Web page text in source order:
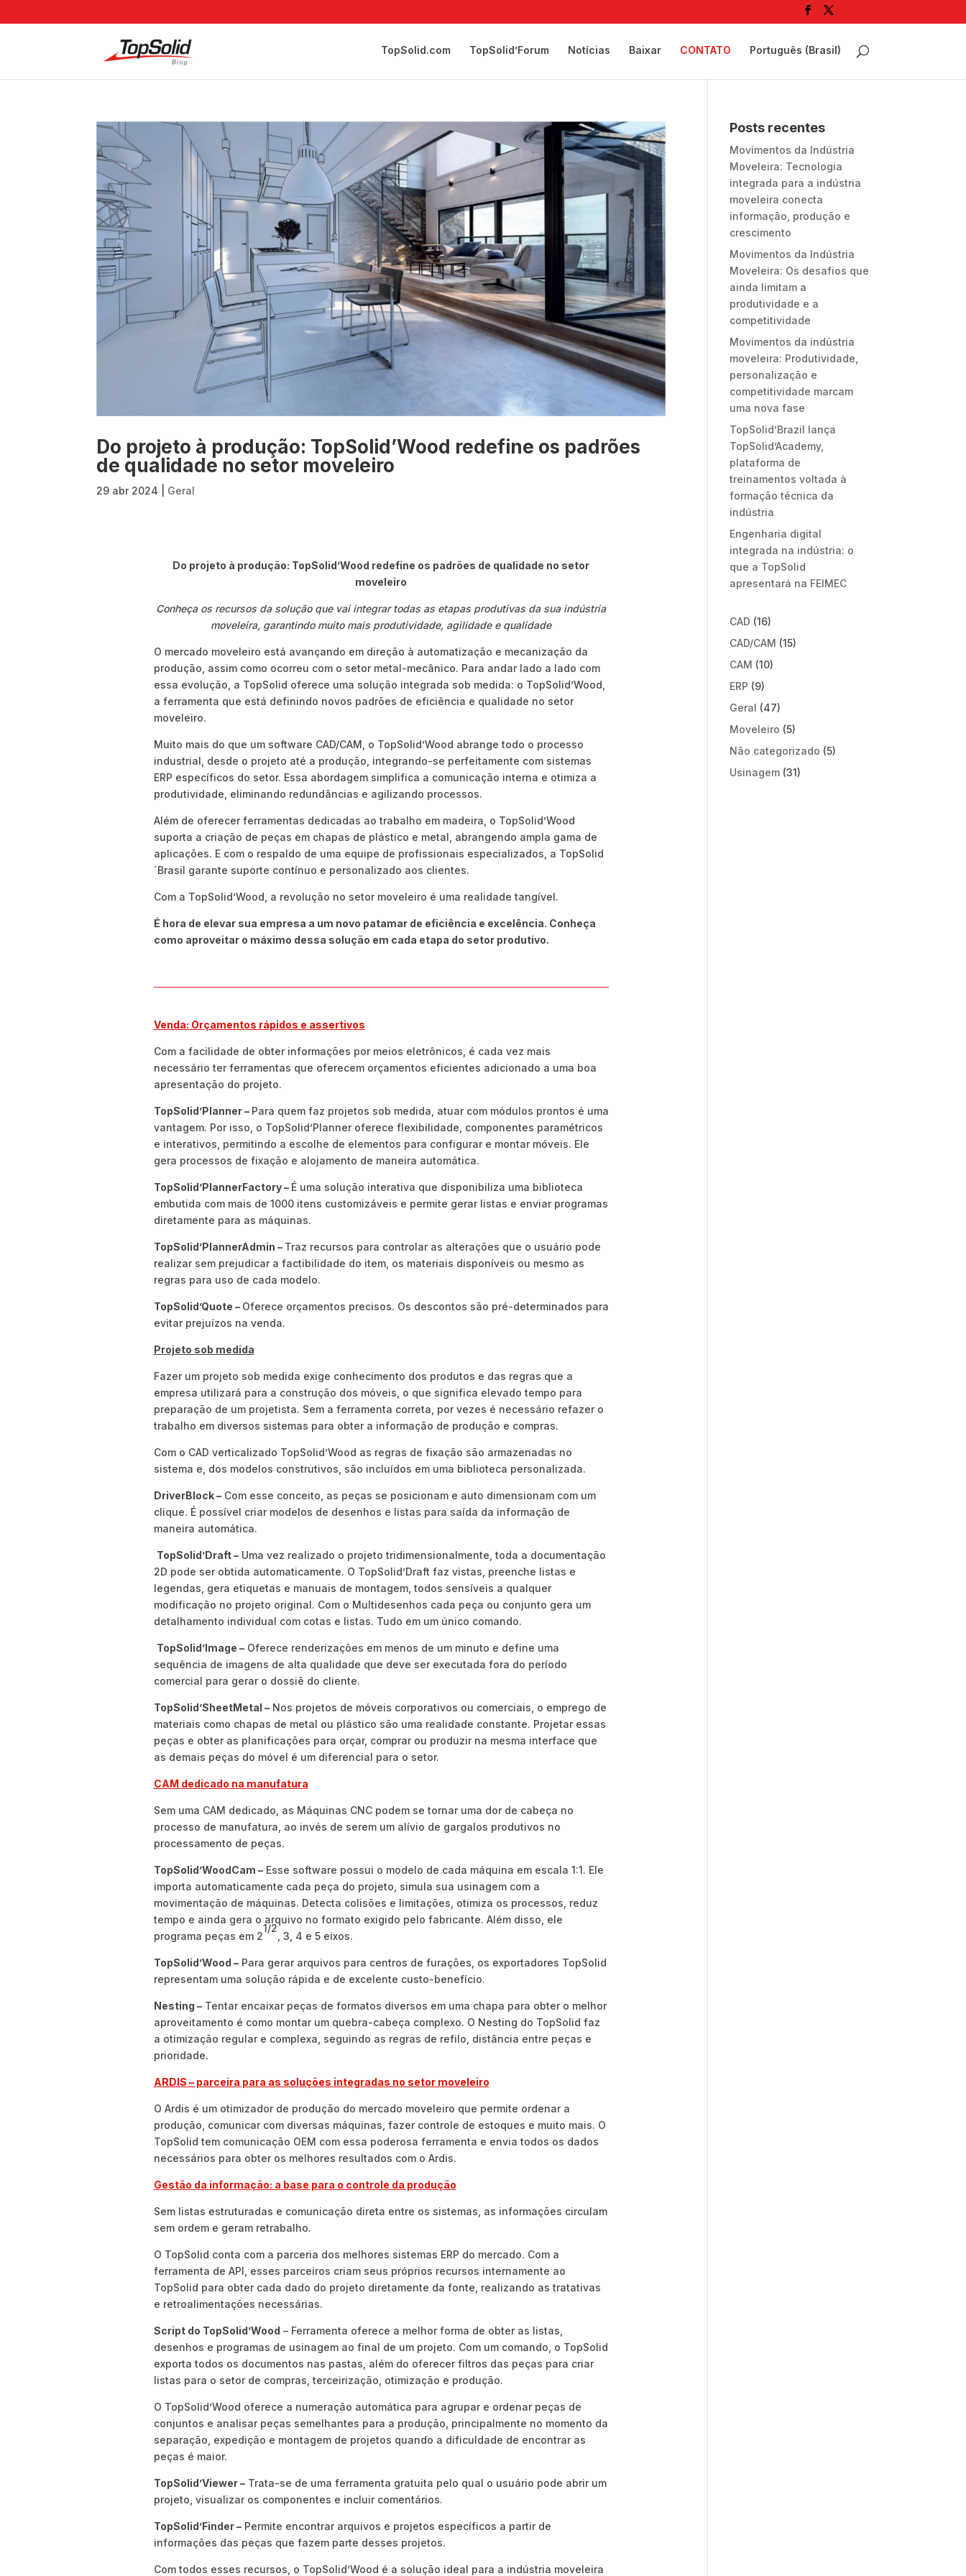
TopSolid.com TopSolid’Forum Notícias Baixar CONTATO Português (Brasil)
Do projeto à produção: TopSolid’Wood redefine os padrões
de qualidade no setor moveleiro
29 abr 2024 Geral
Do projeto à produção: TopSolid’Wood redefine os padrões de qualidade no setor
moveleiro
Conheça os recursos da solução que vai integrar todas as etapas produtivas da sua indústria
moveleira, garantindo muito mais produtividade, agilidade e qualidade
O mercado moveleiro está avançando em direção à automatização e mecanização da
produção, assim como ocorreu com o setor metal-mecânico. Para andar lado a lado com
essa evolução, a TopSolid oferece uma solução integrada sob medida: o TopSolid’Wood,
a ferramenta que está definindo novos padrões de eficiência e qualidade no setor
moveleiro.
Muito mais do que um software CAD/CAM, o TopSolid’Wood abrange todo o processo
industrial, desde o projeto até a produção, integrando-se perfeitamente com sistemas
ERP específicos do setor. Essa abordagem simplifica a comunicação interna e otimiza a
produtividade, eliminando redundâncias e agilizando processos.
Além de oferecer ferramentas dedicadas ao trabalho em madeira, o TopSolid’Wood
suporta a criação de peças em chapas de plástico e metal, abrangendo ampla gama de
aplicações. E com o respaldo de uma equipe de profissionais especializados, a TopSolid
´Brasil garante suporte contínuo e personalizado aos clientes.
Com a TopSolid’Wood, a revolução no setor moveleiro é uma realidade tangível.
É hora de elevar sua empresa a um novo patamar de eficiência e excelência. Conheça
como aproveitar o máximo dessa solução em cada etapa do setor produtivo.
Venda: Orçamentos rápidos e assertivos
Com a facilidade de obter informações por meios eletrônicos, é cada vez mais
necessário ter ferramentas que oferecem orçamentos eficientes adicionado a uma boa
apresentação do projeto.
TopSolid’Planner – Para quem faz projetos sob medida, atuar com módulos prontos é uma
vantagem. Por isso, o TopSolid’Planner oferece flexibilidade, componentes paramétricos
e interativos, permitindo a escolhe de elementos para configurar e montar móveis. Ele
gera processos de fixação e alojamento de maneira automática.
TopSolid’PlannerFactory – É uma solução interativa que disponibiliza uma biblioteca
embutida com mais de 1000 itens customizáveis e permite gerar listas e enviar programas
diretamente para as máquinas.
TopSolid’PlannerAdmin – Traz recursos para controlar as alterações que o usuário pode
realizar sem prejudicar a factibilidade do item, os materiais disponíveis ou mesmo as
regras para uso de cada modelo.
TopSolid’Quote – Oferece orçamentos precisos. Os descontos são pré-determinados para
evitar prejuízos na venda.
Projeto sob medida
Fazer um projeto sob medida exige conhecimento dos produtos e das regras que a
empresa utilizará para a construção dos móveis, o que significa elevado tempo para
preparação de um projetista. Sem a ferramenta correta, por vezes é necessário refazer o
trabalho em diversos sistemas para obter a informação de produção e compras.
Com o CAD verticalizado TopSolid’Wood as regras de fixação são armazenadas no
sistema e, dos modelos construtivos, são incluídos em uma biblioteca personalizada.
DriverBlock –Com esse conceito, as peças se posicionam e auto dimensionam com um
clique. É possível criar modelos de desenhos e listas para saída da informação de
maneira automática.
TopSolid’Draft –Uma vez realizado o projeto tridimensionalmente, toda a documentação
2D pode ser obtida automaticamente. O TopSolid’Draft faz vistas, preenche listas e
legendas, gera etiquetas e manuais de montagem, todos sensíveis a qualquer
modificação no projeto original. Com o Multidesenhos cada peça ou conjunto gera um
detalhamento individual com cotas e listas. Tudo em um único comando.
TopSolid’Image –Oferece renderizações em menos de um minuto e define uma
sequência de imagens de alta qualidade que deve ser executada fora do período
comercial para gerar o dossiê do cliente.
TopSolid’SheetMetal –Nos projetos de móveis corporativos ou comerciais, o emprego de
materiais como chapas de metal ou plástico são uma realidade constante. Projetar essas
peças e obter as planificações para orçar, comprar ou produzir na mesma interface que
as demais peças do móvel é um diferencial para o setor.
CAM dedicado na manufatura
Sem uma CAM dedicado, as Máquinas CNC podem se tornar uma dor de cabeça no
processo de manufatura, ao invés de serem um alívio de gargalos produtivos no
processamento de peças.
TopSolid’WoodCam –Esse software possui o modelo de cada máquina em escala 1:1. Ele
importa automaticamente cada peça do projeto, simula sua usinagem com a
movimentação de máquinas. Detecta colisões e limitações, otimiza os processos, reduz
tempo e ainda gera o arquivo no formato exigido pelo fabricante. Além disso, ele
programa peças em 2
1/2
, 3, 4 e 5 eixos.
TopSolid’Wood –Para gerar arquivos para centros de furações, os exportadores TopSolid
representam uma solução rápida e de excelente custo-benefício.
Nesting –Tentar encaixar peças de formatos diversos em uma chapa para obter o melhor
aproveitamento é como montar um quebra-cabeça complexo. O Nesting do TopSolid faz
a otimização regular e complexa, seguindo as regras de refilo, distância entre peças e
prioridade.
ARDIS – parceira para as soluções integradas no setor moveleiro
O Ardis é um otimizador de produção do mercado moveleiro que permite ordenar a
produção, comunicar com diversas máquinas, fazer controle de estoques e muito mais. O
TopSolid tem comunicação OEM com essa poderosa ferramenta e envia todos os dados
necessários para obter os melhores resultados com o Ardis.
Gestão da informação: a base para o controle da produção
Sem listas estruturadas e comunicação direta entre os sistemas, as informações circulam
sem ordem e geram retrabalho.
O TopSolid conta com a parceria dos melhores sistemas ERP do mercado. Com a
ferramenta de API, esses parceiros criam seus próprios recursos internamente ao
TopSolid para obter cada dado do projeto diretamente da fonte, realizando as tratativas
e retroalimentações necessárias.
Script do TopSolid’Wood – Ferramenta oferece a melhor forma de obter as listas,
desenhos e programas de usinagem ao final de um projeto. Com um comando, o TopSolid
exporta todos os documentos nas pastas, além do oferecer filtros das peças para criar
listas para o setor de compras, terceirização, otimização e produção.
O TopSolid’Wood oferece a numeração automática para agrupar e ordenar peças de
conjuntos e analisar peças semelhantes para a produção, principalmente no momento da
separação, expedição e montagem de projetos quando a dificuldade de encontrar as
peças é maior.
TopSolid’Viewer –Trata-se de uma ferramenta gratuita pelo qual o usuário pode abrir um
projeto, visualizar os componentes e incluir comentários.
TopSolid’Finder –Permite encontrar arquivos e projetos específicos a partir de
informações das peças que fazem parte desses projetos.
Com todos esses recursos, o TopSolid’Wood é a solução ideal para a indústria moveleira
Posts recentes
Movimentos da Indústria
Moveleira: Tecnologia
integrada para a indústria
moveleira conecta
informação, produção e
crescimento
Movimentos da Indústria
Moveleira: Os desafios que
ainda limitam a
produtividade e a
competitividade
Movimentos da indústria
moveleira: Produtividade,
personalização e
competitividade marcam
uma nova fase
TopSolid’Brazil lança
TopSolid’Academy,
plataforma de
treinamentos voltada à
formação técnica da
indústria
Engenharia digital
integrada na indústria: o
que a TopSolid
apresentará na FEIMEC
CAD (16)
CAD/CAM (15)
CAM (10)
ERP (9)
Geral (47)
Moveleiro (5)
Não categorizado (5)
Usinagem (31)